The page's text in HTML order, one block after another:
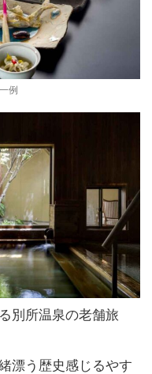
例
別所温泉の老舗旅
漂う歴史感じるやす